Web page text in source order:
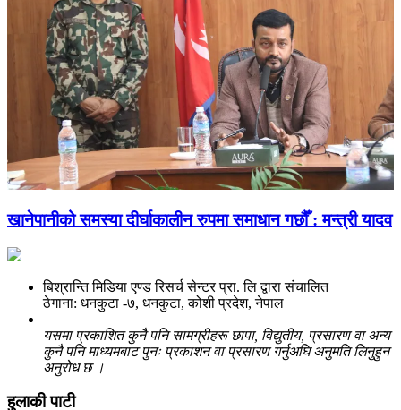
खानेपानीको समस्या दीर्घाकालीन रुपमा समाधान गछौँ : मन्त्री यादव
बिश्रान्ति मिडिया एण्ड रिसर्च सेन्टर प्रा. लि द्वारा संचालित
ठेगाना: धनकुटा -७, धनकुटा, कोशी प्रदेश, नेपाल
यसमा प्रकाशित कुनै पनि सामग्रीहरू छापा, विद्युतीय, प्रसारण वा अन्य
कुनै पनि माध्यमबाट पुनः प्रकाशन वा प्रसारण गर्नुअघि अनुमति लिनुहुन
अनुरोध छ ।
हुलाकी पाटी